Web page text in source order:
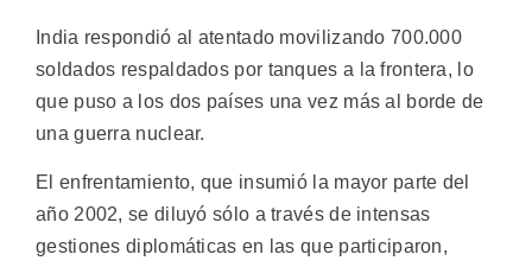
India respondió al atentado movilizando 700.000
soldados respaldados por tanques a la frontera, lo
que puso a los dos países una vez más al borde de
una guerra nuclear.
El enfrentamiento, que insumió la mayor parte del
año 2002, se diluyó sólo a través de intensas
gestiones diplomáticas en las que participaron,